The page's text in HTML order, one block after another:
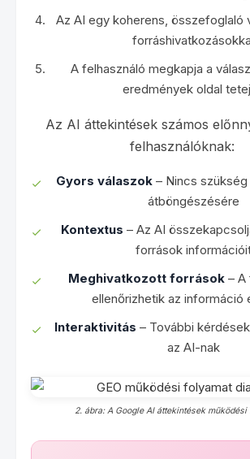
Az AI egy koherens, összefoglaló
A felhasználó megkapja a
eredmények oldal
Az AI áttekintések számos
felhasználóknak:
Gyors válaszok – Nincs
átböngészésére
Kontextus – Az AI
források
Meghivatkozott források– A
ellenőrizhetik az információ
Interaktivitás – További
az AI-nak
2. ábra: A Google AI áttekintések működési